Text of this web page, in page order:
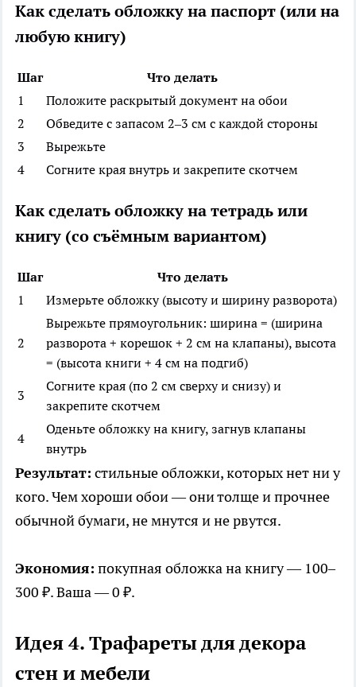
Как сделать обложку на паспорт (или на
любую книгу)
Шаг
Что делать
1
Положите раскрытый документ на обои
2
Обведите с запасом 2–3 см с каждой стороны
3
Вырежьте
4
Согните края внутрь и закрепите скотчем
Как сделать обложку на тетрадь или
книгу (со съёмным вариантом)
Шаг
Что делать
1
Измерьте обложку (высоту и ширину разворота)
2
Вырежьте прямоугольник: ширина = (ширина
разворота + корешок + 2 см на клапаны), высота
= (высота книги + 4 см на подгиб)
3
Согните края (по 2 см сверху и снизу) и
закрепите скотчем
4
Оденьте обложку на книгу, загнув клапаны
внутрь
Результат: стильные обложки, которых нет ни у
кого. Чем хороши обои — они толще и прочнее
обычной бумаги, не мнутся и не рвутся.
Экономия: покупная обложка на книгу — 100–
300 ₽. Ваша — 0 ₽.
Идея 4. Трафареты для декора
стен и мебели